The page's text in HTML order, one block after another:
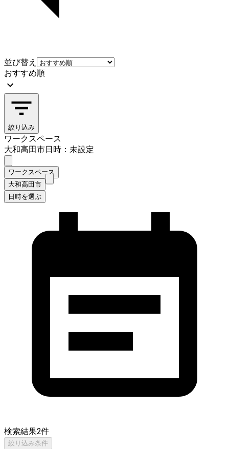
並び替え
おすすめ順
絞り込み
ワークスペース
大和高田市日時：未設定
ワークスペース
大和高田市
日時を選ぶ
検索結果2件
絞り込み条件